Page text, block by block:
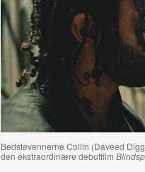
Bedstevennerne Collin (Daveed
den ekstraordinære debutfilm